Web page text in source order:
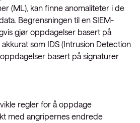
(ML), kan finne anomaliteter i de
Begrensningen til en SIEM-
gjør oppdagelser basert på
som IDS (Intrusion Detection
basert på signaturer
regler for å oppdage
med angripernes endrede